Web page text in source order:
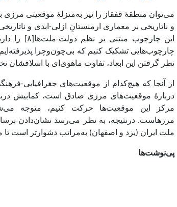
می‌توان منطقهٔ قفقاز را نیز به‌منزلهٔ موقعیتی مرزی
و ناتاریخی بر معماری ارمنستانِ ازلی-ابدی و
این
چارچوب‌هایی تشکیک کنیم که بی‌چون‌وچرا
نظر گرفتن این ابعاد، تفاوت ماهوی‌ای با اسلافشان
از آنجا که هیچ‌کدام از موقعیت‌های جغرافیایی-
دربارهٔ موقعیت‌های مرزی صادق است، کمابیش
مرکز این موقعیت‌ها حرکت کنیم، متوجه
مرزهاست.درنتیجه، به نظر می‌رسد نشان‌دادن
ملت ایران (یزد و اصفهان) به‌مراتب دشوارتر است
پی‌نوشت‌ها